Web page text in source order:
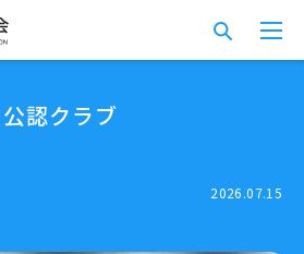
公認クラブ
2026.07.15